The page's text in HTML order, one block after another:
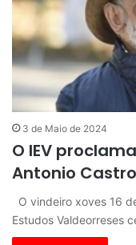
3 de Maio de 2024
O IEV
Antonio
O vindeiro xoves 16
Estudos Valdeorreses